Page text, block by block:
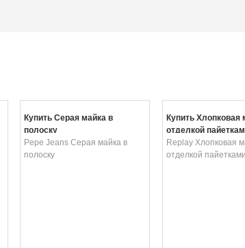
Купить Серая майка в
полоску
Pepe Jeans Серая майка в
полоску
Купить Хлопковая
отделкой
Replay Хлопковая
отделкой пайетками